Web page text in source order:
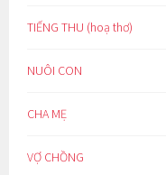
TIẾNG THU (hoạ thơ)
NUÔI CON
CHA MẸ
VỢ CHỒNG